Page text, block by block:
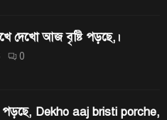
দেখো আজ বৃষ্টি পড়ছে,।
0
পড়ছে, Dekho aaj bristi porche,